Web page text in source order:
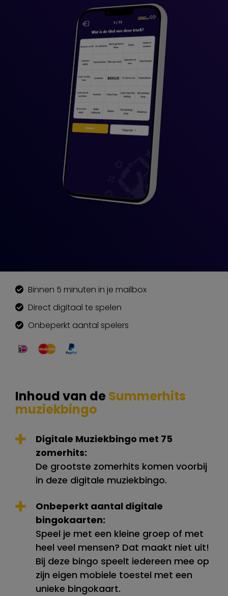
Binnen 5 minuten in je mailbox
Direct digitaal te spelen
Onbeperkt aantal spelers
Inhoud van de Summerhits
muziekbingo
Digitale Muziekbingo met 75
zomerhits:
De grootste zomerhits komen voorbij
in deze digitale muziekbingo.
Onbeperkt aantal digitale
bingokaarten:
Speel je met een kleine groep of met
heel veel mensen? Dat maakt niet uit!
Bij deze bingo speelt iedereen mee op
zijn eigen mobiele toestel met een
unieke bingokaart.